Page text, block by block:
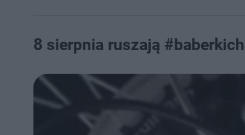
8 sierpnia ruszają